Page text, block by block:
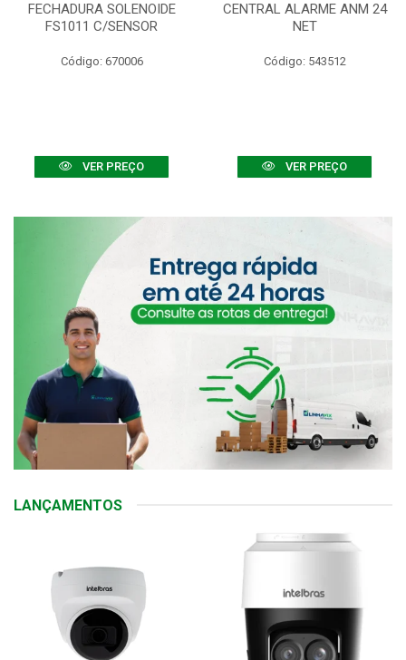
FECHADURA SOLENOIDE
FS1011 C/SENSOR
Código: 670006
VER PREÇO
CENTRAL ALARME ANM 24
NET
Código: 543512
VER PREÇO
LANÇAMENTOS